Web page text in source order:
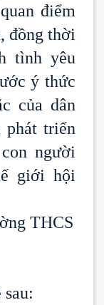
điểm
đồng thời
tình yêu
ý thức
của dân
phát triển
người
giới hội
THCS